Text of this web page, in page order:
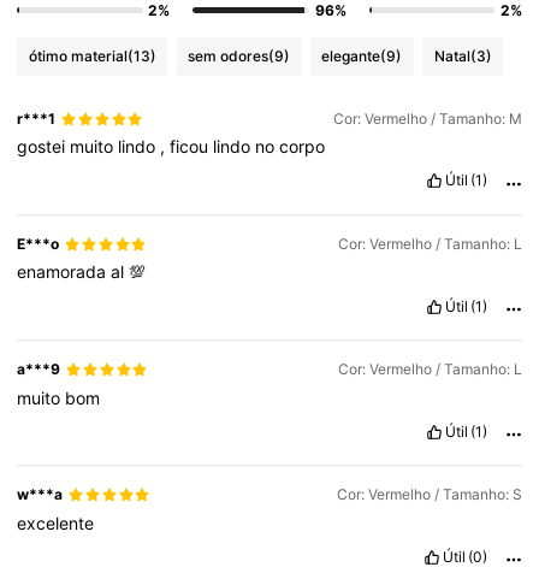
2%
96%
2%
ótimo material(13) sem odores(9) elegante(9) Natal(3)
r***1 Cor: Vermelho / Tamanho: M
gostei muito lindo ,ficou lindo nocorpo
Útil (1)
E***o Cor: Vermelho / Tamanho: L
enamoradaal💯
Útil (1)
a***9 Cor: Vermelho / Tamanho: L
muito bom
Útil (1)
w***a Cor: Vermelho / Tamanho: S
excelente
Útil (0)